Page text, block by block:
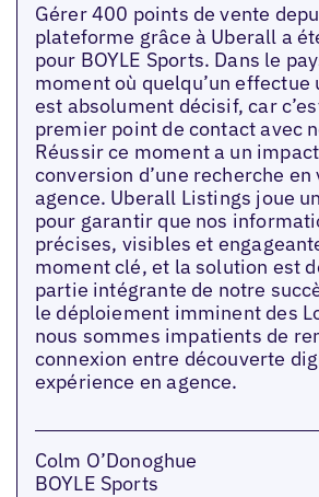
Gérer 400 points de vente
plateforme grâce à Uberall a
pour BOYLE Sports. Dans le
moment où quelqu’un effectue
est absolument décisif, car
premier point de contact avec
Réussir ce moment a un
conversion d’une recherche en
agence. Uberall Listings joue
pour garantir que nos
précises, visibles et
moment clé, et la solution est
partie intégrante de notre
le déploiement imminent des
nous sommes impatients de
connexion entre découverte
expérience en agence.
Colm O’Donoghue
BOYLE Sports